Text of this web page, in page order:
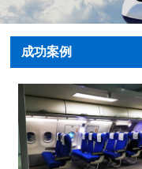
成功案例